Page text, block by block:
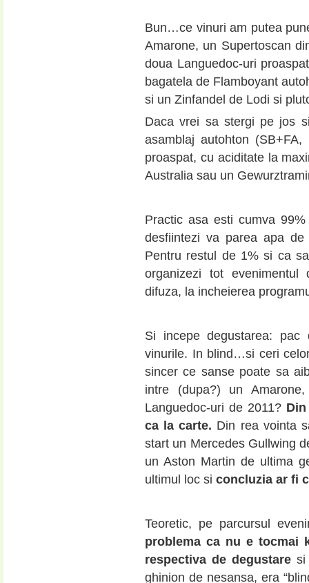
Bun…ce vinuri am putea
Amarone, un Supertoscan
doua Languedoc-uri
bagatela de Flamboyant
si un Zinfandel de Lodi si
Daca vrei sa stergi pe jos
asamblaj autohton
proaspat, cu aciditate la
Australia sau un
Practic asa esti cumva
desfiintezi va parea apa
Pentru restul de 1% si ca
organizezi tot
difuza, la incheierea
Si incepe degustarea:
vinurile. In blind…si ceri
sincer ce sanse poate sa
intre (dupa?) un
Languedoc-uri de 2011?
ca la carte. Din rea vointa
start un Mercedes Gullwing
un Aston Martin de ultima
ultimul loc si concluzia ar fi
Teoretic, pe parcursul
problema ca nu e tocmai
respectiva de degustare si
ghinion de nesansa, era